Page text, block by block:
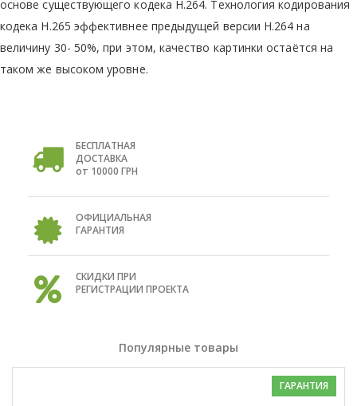
основе существующего кодека H.264. Технология кодирования
кодека H.265 эффективнее предыдущей версии H.264 на
величину 30- 50%, при этом, качество картинки остаётся на
таком же высоком уровне.
БЕСПЛАТНАЯ
ДОСТАВКА
от 10000 ГРН
ОФИЦИАЛЬНАЯ
ГАРАНТИЯ
СКИДКИ ПРИ
РЕГИСТРАЦИИ ПРОЕКТА
Популярные товары
ГАРАНТИЯ